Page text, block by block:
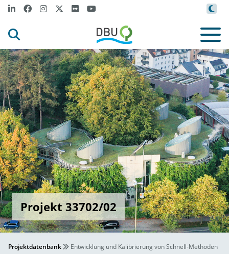
Projekt 33702/02
Projektdatenbank
Entwicklung und Kalibrierung von Schnell-Methoden